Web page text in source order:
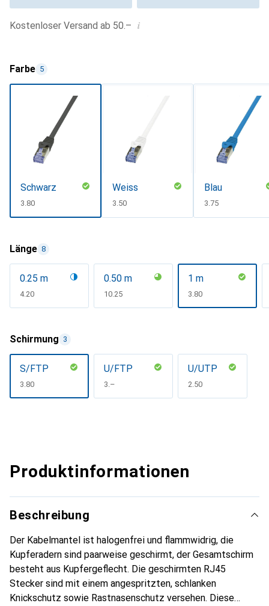
Kostenloser Versand ab 50.– i
Farbe 5
Schwarz
CHF
3.80
Weiss
CHF
3.50
Blau
CHF
3.75
Länge 8
0.25 m
CHF
4.20
0.50 m
CHF
10.25
1 m
CHF
3.80
Schirmung 3
S/FTP
CHF
3.80
U/FTP
CHF
3.–
U/UTP
CHF
2.50
Produktinformationen
Beschreibung
Der Kabelmantel ist halogenfrei und flammwidrig, die
Kupferadern sind paarweise geschirmt, der Gesamtschirm
besteht aus Kupfergeflecht. Die geschirmten RJ45
Stecker sind mit einem angespritzten, schlanken
Knickschutz sowie Rastnasenschutz versehen. Diese